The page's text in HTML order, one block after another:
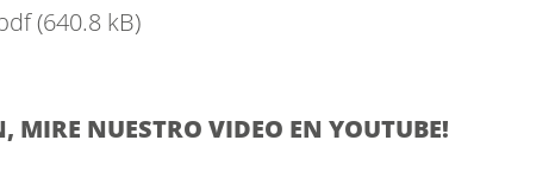
(640.8 kB)
NUESTRO VIDEO EN YOUTUBE!